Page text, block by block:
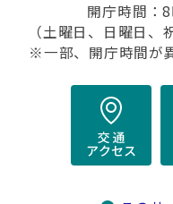
開庁時間：
（土曜日、日曜日、
※一部、開庁時間が